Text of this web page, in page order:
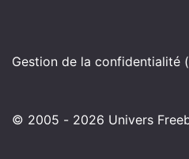
Gestion de la confidentialité
© 2005 - 2026 Univers